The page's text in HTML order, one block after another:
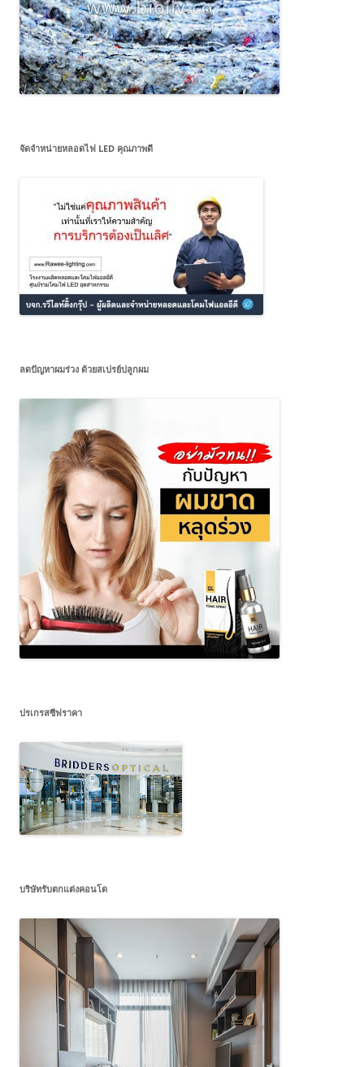
จัดจำหน่ายหลอดไฟ LED คุณภาพดี
ลดปัญหาผมร่วง ด้วยสเปรย์ปลูกผม
ปรเกรสซีฟราคา
บริษัทรับตกแต่งคอนโด